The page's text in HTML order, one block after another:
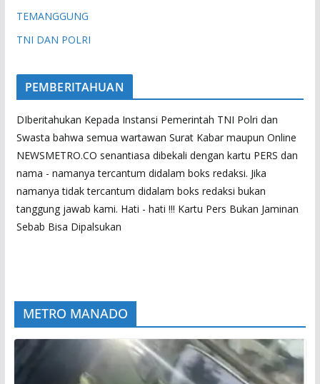
TEMANGGUNG
TNI DAN POLRI
PEMBERITAHUAN
DIberitahukan Kepada Instansi Pemerintah TNI Polri dan
Swasta bahwa semua wartawan Surat Kabar maupun Online
NEWSMETRO.CO senantiasa dibekali dengan kartu PERS dan
nama - namanya tercantum didalam boks redaksi. Jika
namanya tidak tercantum didalam boks redaksi bukan
tanggung jawab kami. Hati - hati !!! Kartu Pers Bukan Jaminan
Sebab Bisa Dipalsukan
METRO MANADO